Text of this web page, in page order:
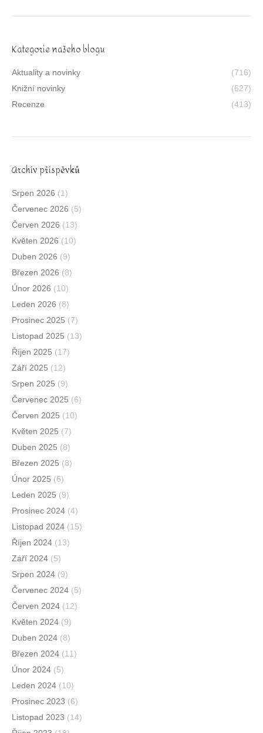
Kategorie našeho blogu
Aktuality a novinky
(716)
Knižní novinky
(627)
Recenze
(413)
Archív příspěvků
Srpen 2026 (1)
Červenec 2026 (5)
Červen 2026 (13)
Květen 2026 (10)
Duben 2026 (9)
Březen 2026 (8)
Únor 2026 (10)
Leden 2026 (8)
Prosinec 2025 (7)
Listopad 2025 (13)
Říjen 2025 (17)
Září 2025 (12)
Srpen 2025 (9)
Červenec 2025 (6)
Červen 2025 (10)
Květen 2025 (7)
Duben 2025 (8)
Březen 2025 (8)
Únor 2025 (6)
Leden 2025 (9)
Prosinec 2024 (4)
Listopad 2024 (15)
Říjen 2024 (13)
Září 2024 (5)
Srpen 2024 (9)
Červenec 2024 (5)
Červen 2024 (12)
Květen 2024 (9)
Duben 2024 (8)
Březen 2024 (11)
Únor 2024 (5)
Leden 2024 (10)
Prosinec 2023 (6)
Listopad 2023 (14)